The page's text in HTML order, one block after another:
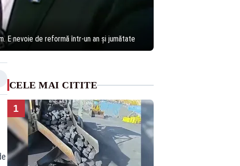
E nevoie de reformă într-un an și jumătate
CELE MAI CITITE
1